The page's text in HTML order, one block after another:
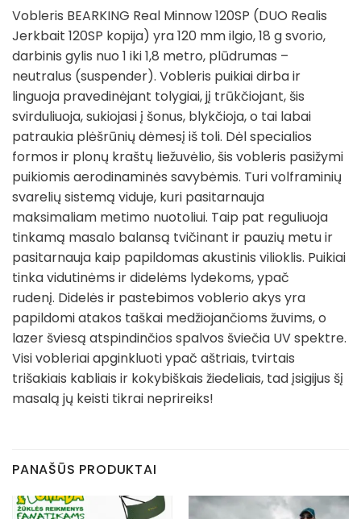
Vobleris BEARKING Real Minnow 120SP (DUO Realis
Jerkbait 120SP kopija) yra 120 mm ilgio, 18 g svorio,
darbinis gylis nuo 1 iki 1,8 metro, plūdrumas –
neutralus (suspender). Vobleris puikiai dirba ir
linguoja pravedinėjant tolygiai, jį trūkčiojant, šis
svirduliuoja, sukiojasi į šonus, blykčioja, o tai labai
patraukia plėšrūnių dėmesį iš toli. Dėl specialios
formos ir plonų kraštų liežuvėlio, šis vobleris pasižymi
puikiomis aerodinaminės savybėmis. Turi volframinių
svarelių sistemą viduje, kuri pasitarnauja
maksimaliam metimo nuotoliui. Taip pat reguliuoja
tinkamą masalo balansą tvičinant ir pauzių metu ir
pasitarnauja kaip papildomas akustinis vilioklis. Puikiai
tinka vidutinėms ir didelėms lydekoms, ypač
rudenį. Didelės ir pastebimos voblerio akys yra
papildomi atakos taškai medžiojančioms žuvims, o
lazer šviesą atspindinčios spalvos šviečia UV spektre.
Visi vobleriai apginkluoti ypač aštriais, tvirtais
trišakiais kabliais ir kokybiškais žiedeliais, tad įsigijus šį
masalą jų keisti tikrai neprireiks!
PANAŠŪS PRODUKTAI